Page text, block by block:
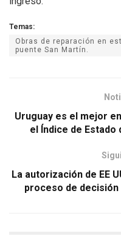
Temas:
Obras de reparación en
puente San Martín.
Uruguay es el mejor
el Índice de
La autorización de EE
proceso de decisión